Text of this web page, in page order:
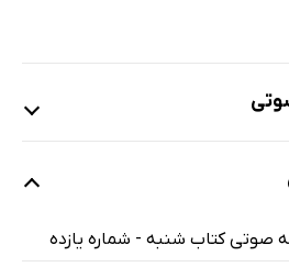
صوتی کتاب شنبه - شماره یازده